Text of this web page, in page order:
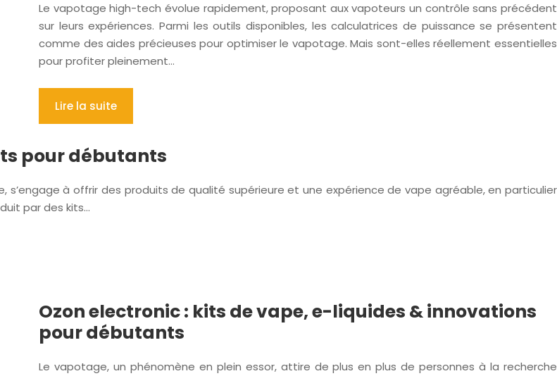
Le vapotage high-tech évolue rapidement, proposant aux vapoteurs un contrôle sans précédent
sur leurs expériences. Parmi les outils disponibles, les calculatrices de puissance se présentent
comme des aides précieuses pour optimiser le vapotage. Mais sont-elles réellement essentielles
pour profiter pleinement…
Lire la suite
pour débutants
s’engage à offrir des produits de qualité supérieure et une expérience de vape agréable, en particulier
par des kits…
Ozon electronic : kits de vape, e-liquides & innovations
pour débutants
Le vapotage, un phénomène en plein essor, attire de plus en plus de personnes à la recherche